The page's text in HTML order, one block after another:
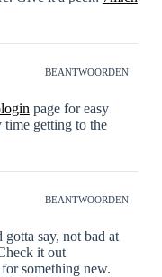
BEANTWOORDEN
page for easy
time getting to the
BEANTWOORDEN
say, not bad at
it out
something new.